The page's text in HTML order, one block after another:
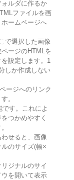
ルダに作るか
ファイルを画
ームページへ
で選択した画像
ージのHTMLを
設定します。1
しか作成しない
ージへのリンク
。
す。これによ
つかめやすく
せると、画像
のサイズ(幅×
ジナルのサイ
を開いて表示